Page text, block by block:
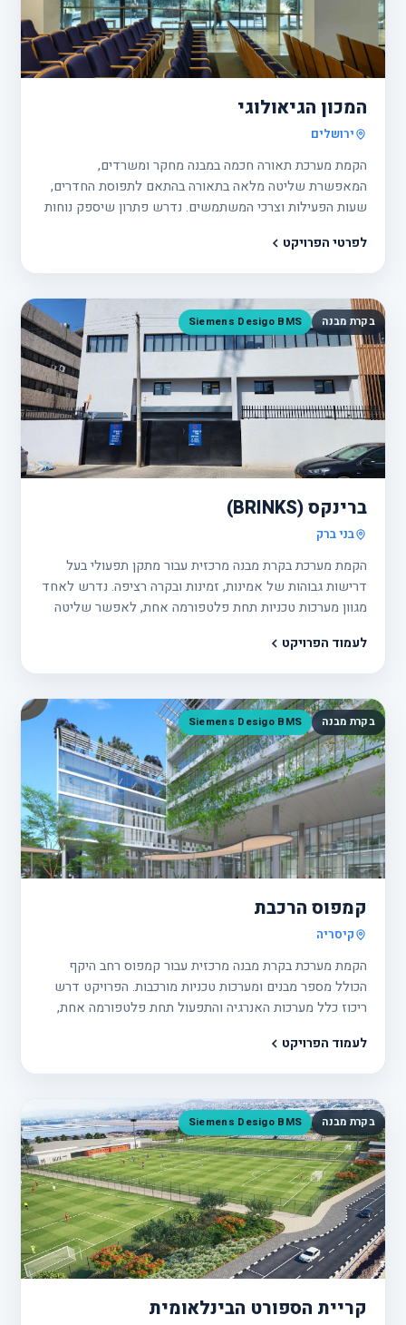
המכון הגיאולוגי
ירושלים
הקמת מערכת תאורה חכמה במבנה מחקר ומשרדים,
המאפשרת שליטה מלאה בתאורה בהתאם לתפוסת החדרים,
שעות הפעילות וצרכי המשתמשים. נדרש פתרון שיספק נוחות
ניהול ותחזוקה פשוטה לאורך זמן.
לפרטי הפרויקט
בקרת מבנה Siemens Desigo BMS
ברינקס (BRINKS)
בני ברק
הקמת מערכת בקרת מבנה מרכזית עבור מתקן תפעולי בעל
דרישות גבוהות של אמינות, זמינות ובקרה רציפה. נדרש לאחד
מגוון מערכות טכניות תחת פלטפורמה אחת, לאפשר שליטה
כלי ניהול מתקדם ונוח.
לעמוד הפרויקט
בקרת מבנה Siemens Desigo BMS
קמפוס הרכבת
קיסריה
הקמת מערכת בקרת מבנה מרכזית עבור קמפוס רחב היקף
הכולל מספר מבנים ומערכות טכניות מורכבות. הפרויקט דרש
ריכוז כלל מערכות האנרגיה והתפעול תחת פלטפורמה אחת,
השוטפת.
לעמוד הפרויקט
בקרת מבנה Siemens Desigo BMS
קריית הספורט הבינלאומית